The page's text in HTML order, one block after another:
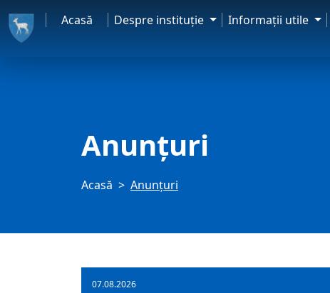
Acasă Despre instituţie Informaţii utile
Anunţuri
Acasă Anunţuri
07.08.2026